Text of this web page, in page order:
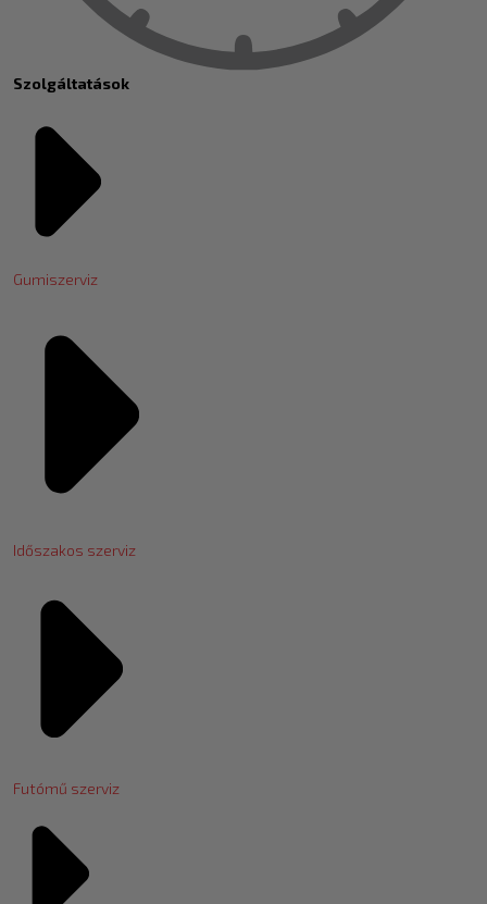
Szolgáltatások
Gumiszerviz
Időszakos szerviz
Futómű szerviz